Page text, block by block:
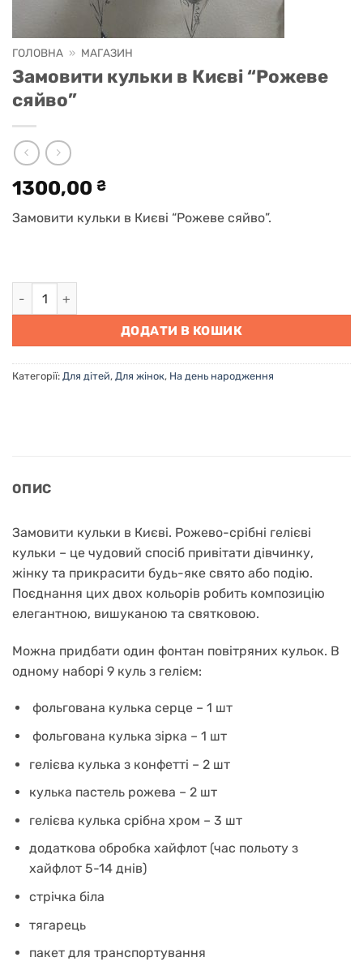
ГОЛОВНА » МАГАЗИН
Замовити кульки в Києві “Рожеве
сяйво”
1300,00 ₴
Замовити кульки в Києві “Рожеве сяйво”.
Замовити кульки в Києві "Рожеве сяйво" кількість
ДОДАТИ В КОШИК
Категорії: Для дітей, Для жінок, На день народження
ОПИС
Замовити кульки в Києві. Рожево-срібні гелієві
кульки – це чудовий спосіб привітати дівчинку,
жінку та прикрасити будь-яке свято або подію.
Поєднання цих двох кольорів робить композицію
елегантною, вишуканою та святковою.
Можна придбати один фонтан повітряних кульок. В
одному наборі 9 куль з гелієм:
фольгована кулька серце – 1 шт
фольгована кулька зірка – 1 шт
гелієва кулька з конфетті – 2 шт
кулька пастель рожева – 2 шт
гелієва кулька срібна хром – 3 шт
додаткова обробка хайфлот (час польоту з
хайфлот 5-14 днів)
стрічка біла
тягарець
пакет для транспортування